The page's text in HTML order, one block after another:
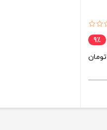
9٪
تومان